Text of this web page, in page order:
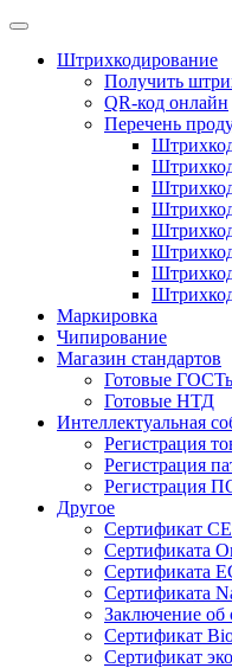
Штрихкодирование
Получить
QR-код онлайн
Перечень
Маркировка
Чипирование
Магазин стандартов
Готовые
Готовые НТД
Интеллектуальная
Регистрация
Регистрация
Регистрация
Другое
Сертификат СЕ
Сертификата
Сертификата
Сертификата
Заключение
Сертификат
Сертификат